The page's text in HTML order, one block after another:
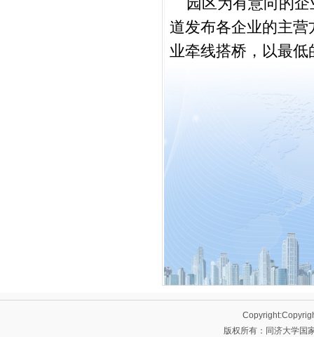
道发布各企业的主
业牵线搭桥，以最
版权所有：同济大学国